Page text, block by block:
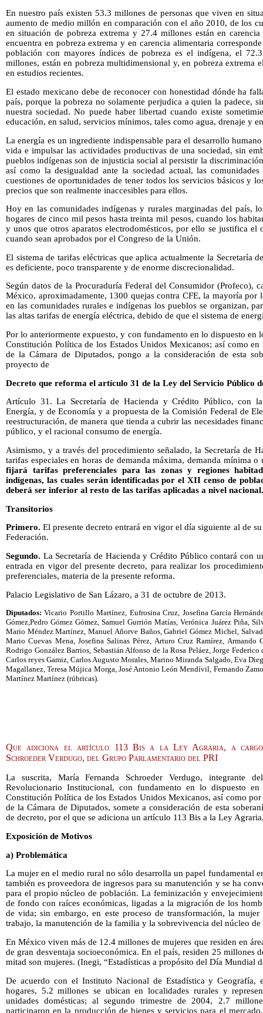
En nuestro país existen 53.3 millones de personas que viven en
aumento de medio millón en comparación con el año 2010, de los
en situación de pobreza extrema y 27.4 millones están en
encuentra en pobreza extrema y en carencia alimentaria
población con mayores índices de pobreza es el indígena, el
millones, están en pobreza multidimensional y, en pobreza extrema
en estudios recientes.
El estado mexicano debe de reconocer con honestidad dónde ha
país, porque la pobreza no solamente perjudica a quien la padece,
nuestra sociedad. No puede haber libertad cuando existe
educación, en salud, servicios mínimos, tales como agua, drenaje y
La energía es un ingrediente indispensable para el desarrollo
vida e impulsar las actividades productivas de una sociedad, sin
pueblos indígenas son de injusticia social al persistir la
así como la desigualdad ante la sociedad actual, las
cuestiones de oportunidades de tener todos los servicios básicos y
precios que son realmente inaccesibles para ellos.
Hoy en las comunidades indígenas y rurales marginadas del país,
hogares de cinco mil pesos hasta treinta mil pesos, cuando los
y unos que otros aparatos electrodomésticos, por ello se justifica el
cuando sean aprobados por el Congreso de la Unión.
El sistema de tarifas eléctricas que aplica actualmente la Secretaría
es deficiente, poco transparente y de enorme discrecionalidad.
Según datos de la Procuraduría Federal del Consumidor (Profeco),
México, aproximadamente, 1300 quejas contra CFE, la mayoría por
en las comunidades rurales e indígenas los pueblos se organizan,
las altas tarifas de energía eléctrica, debido de que el sistema de
Por lo anteriormente expuesto, y con fundamento en lo dispuesto
Constitución Política de los Estados Unidos Mexicanos; así como
de la Cámara de Diputados, pongo a la consideración de esta
proyecto de
Decreto que reforma el artículo 31 de la Ley del Servicio Público
Artículo 31. La Secretaría de Hacienda y Crédito Público, con
Energía, y de Economía y a propuesta de la Comisión Federal de
reestructuración, de manera que tienda a cubrir las necesidades
público, y el racional consumo de energía.
Asimismo, y a través del procedimiento señalado, la Secretaría de
tarifas especiales en horas de demanda máxima, demanda mínima
fijará tarifas preferenciales para las zonas y regiones
indígenas, las cuales serán identificadas por el XII censo de
deberá ser inferior al resto de las tarifas aplicadas a nivel nacional.
Transitorios
Primero.El presente decreto entrará en vigor el día siguiente al de
Federación.
Segundo. La Secretaría de Hacienda y Crédito Público contará con
entrada en vigor del presente decreto, para realizar los
preferenciales, materia de la presente reforma.
Palacio Legislativo de San Lázaro, a 31 de octubre de 2013.
Diputados:Vicario Portillo Martínez, Eufrosina Cruz, Josefina García
Gómez,Pedro Gómez Gómez, Samuel Gurrión Matías, Verónica Juárez Piña,
Mario Méndez Martínez, Manuel Añorve Baños, Gabriel Gómez Michel,
Mario Cuevas Mena, Josefina Salinas Pérez, Arturo Cruz Ramírez, Armando
Rodrigo González Barrios, Sebastián Alfonso de la Rosa Peláez, Jorge
Carlos reyes Gamiz, Carlos Augusto Morales, Marino Miranda Salgado, Eva
Magallanez, Teresa Mújica Morga, José Antonio León Mendívil, Fernando
Martínez Martínez (rúbricas).
Que adiciona el artículo 113 Bis a la Ley Agraria, a
Schroeder Verdugo, del Grupo Parlamentario del PRI
La suscrita, María Fernanda Schroeder Verdugo, integrante
Revolucionario Institucional, con fundamento en lo dispuesto
Constitución Política de los Estados Unidos Mexicanos, así como
de la Cámara de Diputados, somete a consideración de esta
de decreto, por el que se adiciona un artículo 113 Bis a la Ley
Exposición de Motivos
a) Problemática
La mujer en el medio rural no sólo desarrolla un papel fundamental
también es proveedora de ingresos para su manutención y se ha
para el propio núcleo de población. La feminización y
de fondo con raíces económicas, ligadas a la migración de los
de vida; sin embargo, en este proceso de transformación, la
trabajo, la manutención de la familia y la sobrevivencia del núcleo
En México viven más de 12.4 millones de mujeres que residen en
de gran desventaja socioeconómica. En el país, residen 25 millones
mitad son mujeres. (Inegi, “Estadísticas a propósito del Día Mundial
De acuerdo con el Instituto Nacional de Estadística y Geografía,
hogares, 5.2 millones se ubican en localidades rurales y
unidades domésticas; al segundo trimestre de 2004, 2.7
participaron en la producción de bienes y servicios para el